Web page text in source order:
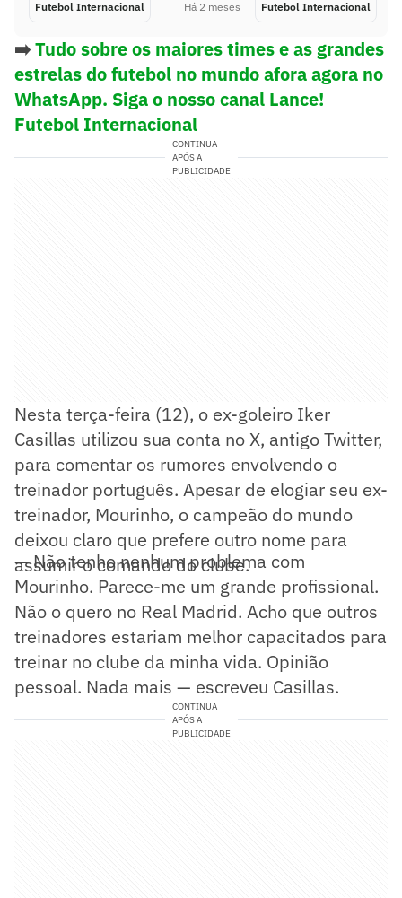
Futebol Internacional Há 2 meses Futebol Internacional
➡️Tudo sobre os maiores times e as grandes
estrelas do futebol no mundo afora agora no
WhatsApp. Siga o nosso canal Lance!
Futebol Internacional
CONTINUA
APÓS A
PUBLICIDADE
Nesta terça-feira (12), o ex-goleiro Iker
Casillas utilizou sua conta no X, antigo Twitter,
para comentar os rumores envolvendo o
treinador português. Apesar de elogiar seu ex-
treinador, Mourinho, o campeão do mundo
deixou claro que prefere outro nome para
assumir o comando do clube.
— Não tenho nenhum problema com
Mourinho. Parece-me um grande profissional.
Não o quero no Real Madrid. Acho que outros
treinadores estariam melhor capacitados para
treinar no clube da minha vida. Opinião
pessoal. Nada mais — escreveu Casillas.
CONTINUA
APÓS A
PUBLICIDADE